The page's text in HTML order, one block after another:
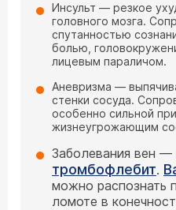
Инсульт — резкое
головного мозга.
спутанностью
болью,
лицевым параличом.
Аневризма —
стенки сосуда.
особенно сильной
жизнеугрожающим
Заболевания вен —
тромбофлебит.
можно распознать
ломоте в